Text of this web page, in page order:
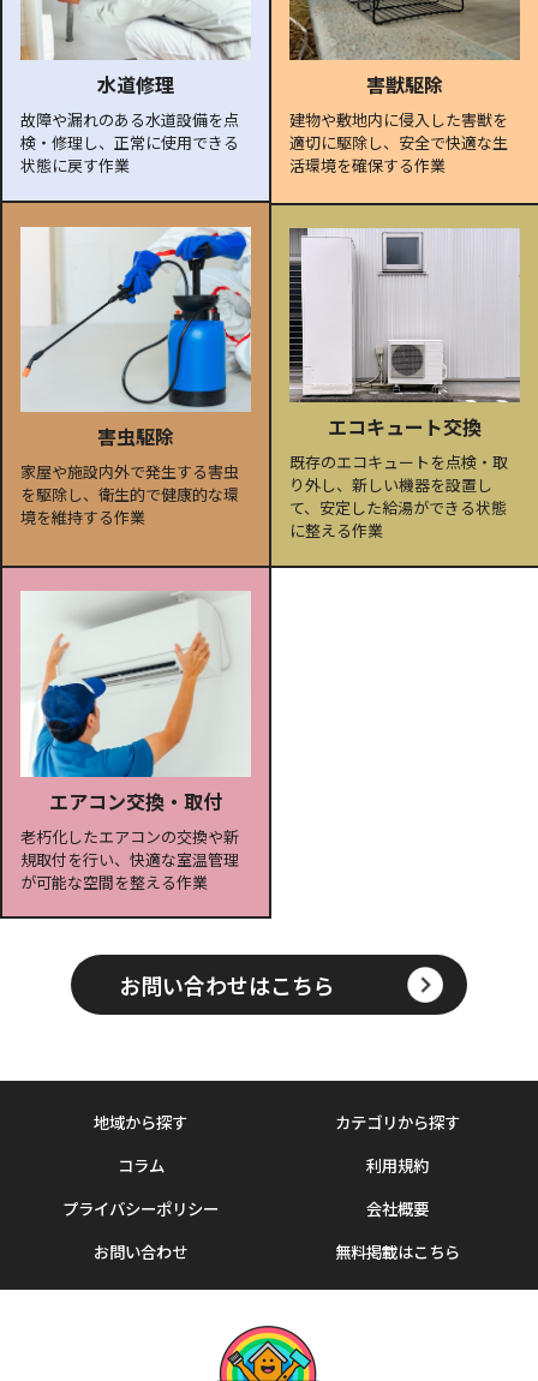
水道修理
故障や漏れのある水道設備を点
検・修理し、正常に使用できる
状態に戻す作業
害獣駆除
建物や敷地内に侵入した害獣を
適切に駆除し、安全で快適な生
活環境を確保する作業
害虫駆除
家屋や施設内外で発生する害虫
を駆除し、衛生的で健康的な環
境を維持する作業
エコキュート交換
既存のエコキュートを点検・取
り外し、新しい機器を設置し
て、安定した給湯ができる状態
に整える作業
エアコン交換・取付
老朽化したエアコンの交換や新
規取付を行い、快適な室温管理
が可能な空間を整える作業
お問い合わせはこちら
地域から探す
カテゴリから探す
コラム
利用規約
プライバシーポリシー
会社概要
お問い合わせ
無料掲載はこちら